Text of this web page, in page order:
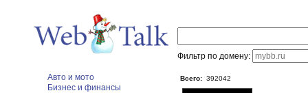
Фильтр по домену:
Авто и мото
Бизнес и финансы
Всего: 392042